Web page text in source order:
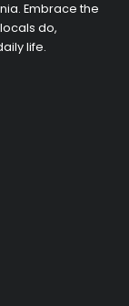
Embrace the
do,
life.